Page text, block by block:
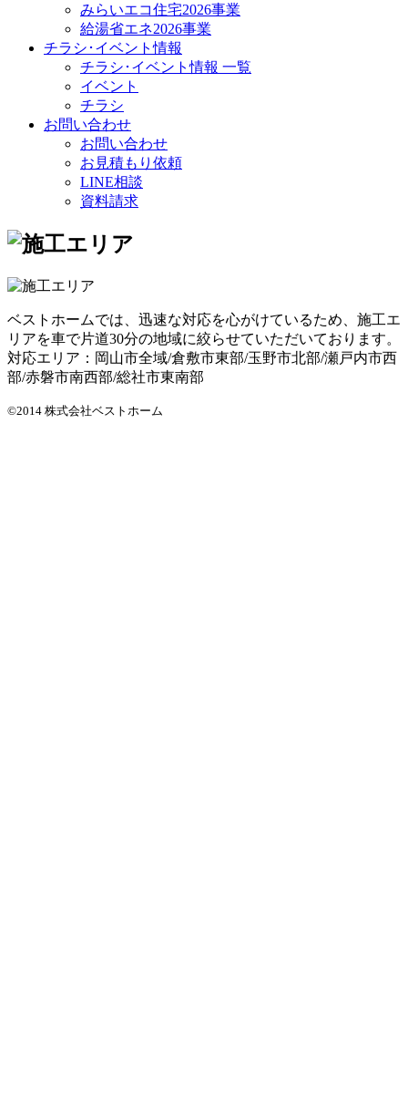
みらいエコ住宅2026事業
給湯省エネ2026事業
チラシ･イベント情報
チラシ･イベント情報 一覧
イベント
チラシ
お問い合わせ
お問い合わせ
お見積もり依頼
LINE相談
資料請求
ベストホームでは、迅速な対応を心がけているため、施工エ
リアを車で片道30分の地域に絞らせていただいております。
対応エリア：岡山市全域/倉敷市東部/玉野市北部/瀬戸内市西
部/赤磐市南西部/総社市東南部
©2014 株式会社ベストホーム